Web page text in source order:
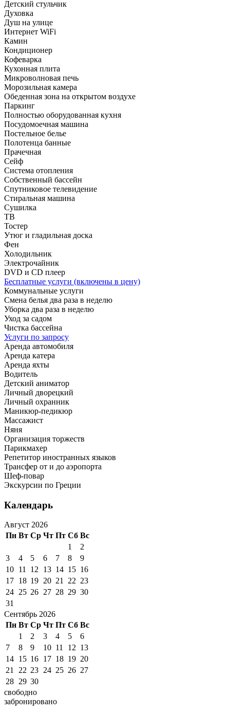
Детский стульчик
Духовка
Душ на улице
Интернет WiFi
Камин
Кондиционер
Кофеварка
Кухонная плита
Микроволновая печь
Морозильная камера
Обеденная зона на открытом воздухе
Паркинг
Полностью оборудованная кухня
Посудомоечная машина
Постельное белье
Полотенца банные
Прачечная
Сейф
Система отопления
Собственный бассейн
Спутниковое телевидение
Стиральная машина
Сушилка
ТВ
Тостер
Утюг и гладильная доска
Фен
Холодильник
Электрочайник
DVD и CD плеер
Бесплатные услуги (включены в цену)
Коммунальные услуги
Смена белья два раза в неделю
Уборка два раза в неделю
Уход за садом
Чистка бассейна
Услуги по запросу
Аренда автомобиля
Аренда катера
Аренда яхты
Водитель
Детский аниматор
Личный дворецкий
Личный охранник
Маникюр-педикюр
Массажист
Няня
Организация торжеств
Парикмахер
Репетитор иностранных языков
Трансфер от и до аэропорта
Шеф-повар
Экскурсии по Греции
Календарь
Август 2026
Пн Вт Ср Чт Пт Сб Вс
1
2
3
4 5 6 7 8
9
10 11 12 13 14 15 16
17 18 19 20 21 22 23
24 25 26 27 28 29 30
31
Сентябрь 2026
Пн Вт Ср Чт Пт Сб Вс
1
2 3 4 5
6
7
8 9 10 11 12 13
14 15 16 17 18 19 20
21
22 23 24 25 26 27
28 29 30
свободно
забронировано